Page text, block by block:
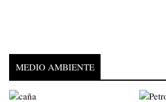
MEDIO AMBIENTE